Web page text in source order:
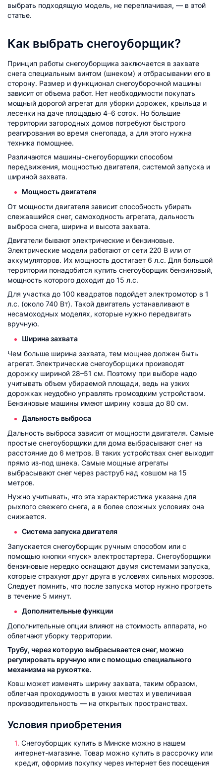
выбрать подходящую модель, не переплачивая, — в этой
статье.
Как выбрать снегоуборщик?
Принцип работы снегоуборщика заключается в захвате
снега специальным винтом (шнеком) и отбрасывании его в
сторону. Размер и функционал снегоуборочной машины
зависит от объема работ. Нет необходимости покупать
мощный дорогой агрегат для уборки дорожек, крыльца и
лесенки на даче площадью 4–6 соток. Но большие
территории загородных домов потребуют быстрого
реагирования во время снегопада, а для этого нужна
техника помощнее.
Различаются машины-снегоуборщики способом
передвижения, мощностью двигателя, системой запуска и
шириной захвата.
Мощность двигателя
От мощности двигателя зависит способность убирать
слежавшийся снег, самоходность агрегата, дальность
выброса снега, ширина и высота захвата.
Двигатели бывают электрические и бензиновые.
Электрические модели работают от сети 220 В или от
аккумуляторов. Их мощность достигает 6 л.с. Для большой
территории понадобится купить снегоуборщик бензиновый,
мощность которого доходит до 15 л.с.
Для участка до 100 квадратов подойдет электромотор в 1
л.с. (около 740 Вт). Такой двигатель устанавливают в
несамоходных моделях, которые нужно передвигать
вручную.
Ширина захвата
Чем больше ширина захвата, тем мощнее должен быть
агрегат. Электрические снегоуборщики производят
дорожку шириной 28–51 см. Поэтому при выборе надо
учитывать объем убираемой площади, ведь на узких
дорожках неудобно управлять громоздким устройством.
Бензиновые машины имеют ширину ковша до 80 см.
Дальность выброса
Дальность выброса зависит от мощности двигателя. Самые
простые снегоуборщики для дома выбрасывают снег на
расстояние до 6 метров. В таких устройствах снег выходит
прямо из-под шнека. Самые мощные агрегаты
выбрасывают снег через раструб над ковшом на 15
метров.
Нужно учитывать, что эта характеристика указана для
рыхлого свежего снега, а в более сложных условиях она
снижается.
Система запуска двигателя
Запускается снегоуборщик ручным способом или с
помощью кнопки «пуск» электростартера. Снегоуборщики
бензиновые нередко оснащают двумя системами запуска,
которые страхуют друг друга в условиях сильных морозов.
Следует помнить, что после запуска мотор нужно прогреть
в течение 5 минут.
Дополнительные функции
Дополнительные опции влияют на стоимость аппарата, но
облегчают уборку территории.
Трубу, через которую выбрасывается снег, можно
регулировать вручную или с помощью специального
механизма на рукоятке.
Ковш может изменять ширину захвата, таким образом,
облегчая проходимость в узких местах и увеличивая
производительность — на открытых пространствах.
Условия приобретения
Снегоуборщик купить в Минске можно в нашем
интернет-магазине. Товар можно купить в рассрочку или
кредит, оформив покупку через интернет без посещения